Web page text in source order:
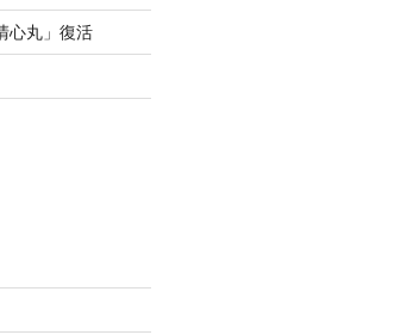
心丸」復活